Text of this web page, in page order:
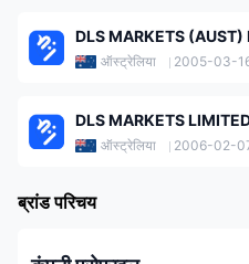
DLS MARKETS (AUST)
ऑस्ट्रेलिया
2005-03-
DLS MARKETS
ऑस्ट्रेलिया
2006-02-
ब्रांड परिचय